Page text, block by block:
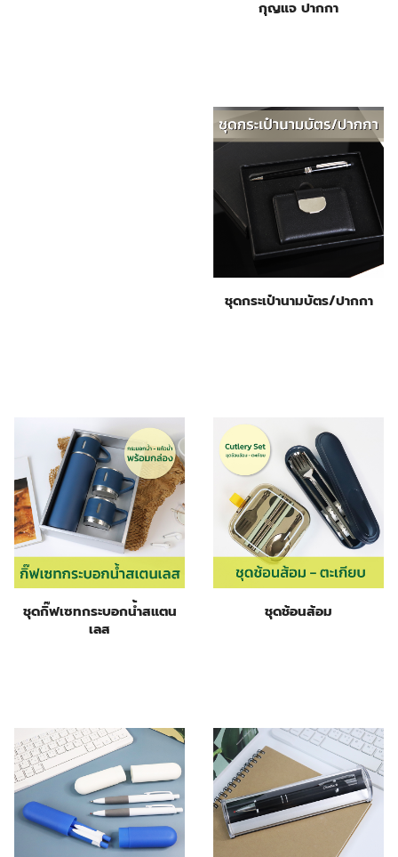
กุญแจ ปากกา
ชุดกระเป๋านามบัตร/ปากกา
ชุดกิ๊ฟเซทกระบอกน้ำสแตน
เลส
ชุดช้อนส้อม